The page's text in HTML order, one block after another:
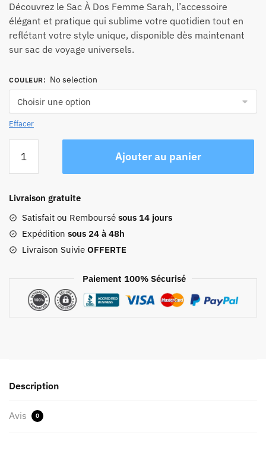
Découvrez le Sac À Dos Femme Sarah, l’accessoire
élégant et pratique qui sublime votre quotidien tout en
reflétant votre style unique, disponible dès maintenant
sur sac de voyage universels.
COULEUR: No selection
Effacer
Sac
Dos
Femme
Sarah
Ajouter au panier
Livraison gratuite
Satisfait ou Remboursé sous 14 jours
Expédition sous 24 à 48h
Livraison Suivie OFFERTE
Paiement 100% Sécurisé
Description
Avis 0